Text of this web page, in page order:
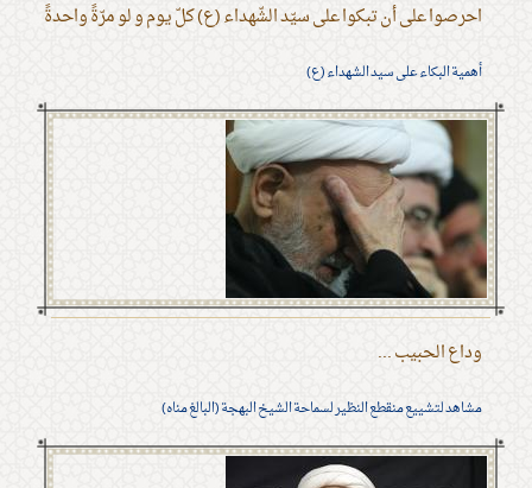
احرصوا على أن تبكوا على سيّد الشّهداء (ع) كلّ يوم و لو مرّةً واحدةً
أهمية البكاء على سيد الشهداء (ع)
وداع الحبيب ...
مشاهد لتشييع منقطع النظير لسماحة الشيخ البهجة (البالغ مناه)